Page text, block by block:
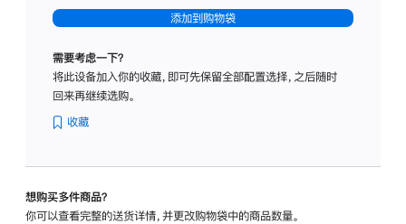
-
标
璃
转
添加到购物袋
需要考虑一下？
将此设备加入你的收藏，即可先保留全部配置选择，之后随时
回来再继续选购。
收藏
想购买多件商品？
你可以查看完整的送货详情，并更改购物袋中的商品数量。